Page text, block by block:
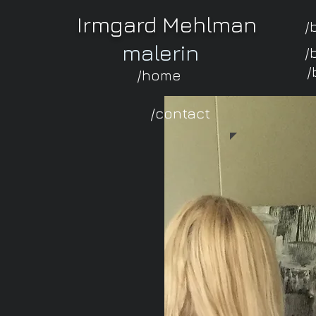
Irmgard Mehlman
malerin
/home
/
/
/
/contact